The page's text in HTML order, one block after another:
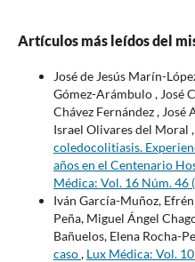
Artículos más leídos del
José de Jesús Marín-
Gómez-Arámbulo , José
Chávez Fernández , José
Israel Olivares del Moral ,
coledocolitiasis.
años en el Centenario
Médica: Vol. 16 Núm. 46
Iván García-Muñoz,
Peña, Miguel Ángel
Bañuelos, Elena Rocha-
caso, Lux Médica: Vol.